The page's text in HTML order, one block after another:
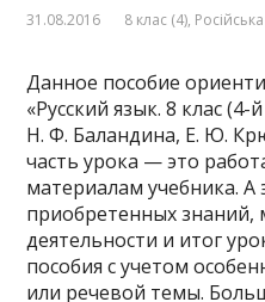
31.08.2016 8 клас (4),
Данное пособие
«Русский язык. 8 клас
Н. Ф. Баландина, Е. Ю.
часть урока — это
материалам учебника. А
приобретенных знаний,
деятельности и итог
пособия с учетом
или речевой темы.